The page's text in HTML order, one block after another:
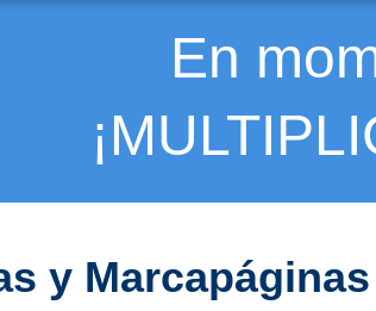
En
y Marcapáginas